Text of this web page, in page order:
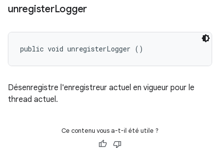
unregisterLogger
public void unregisterLogger ()
Désenregistre l'enregistreur actuel en vigueur pour le
thread actuel.
Ce contenu vous a-t-il été utile ?